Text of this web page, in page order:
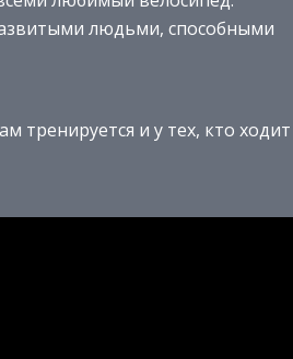
людьми, способными
тренируется и у тех, кто ходит